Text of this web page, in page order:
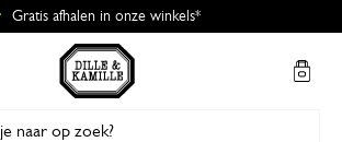
Gratis afhalen in onze winkels*